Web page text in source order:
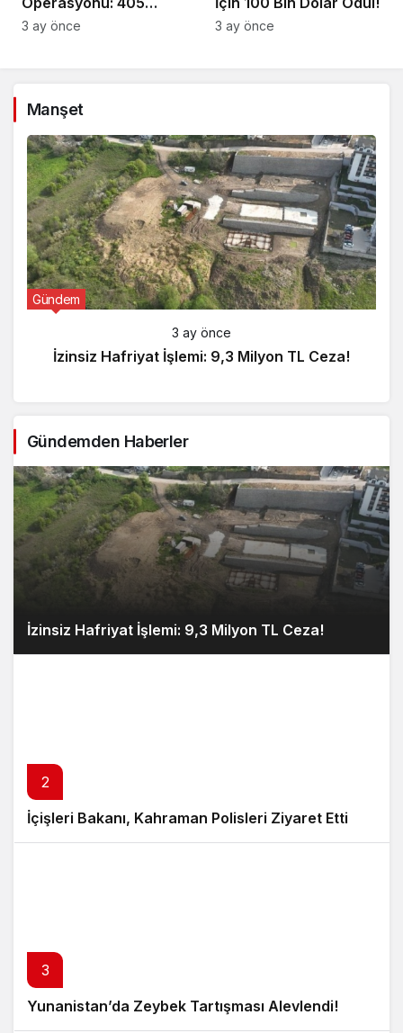
Gözaltı!
3 ay önce 3 ay önce
Manşet
Gündem
3 ay önce
İzinsiz Hafriyat İşlemi: 9,3 Milyon TL Ceza!
Gündemden Haberler
İzinsiz Hafriyat İşlemi: 9,3 Milyon TL Ceza!
2
İçişleri Bakanı, Kahraman Polisleri Ziyaret Etti
3
Yunanistan’da Zeybek Tartışması Alevlendi!